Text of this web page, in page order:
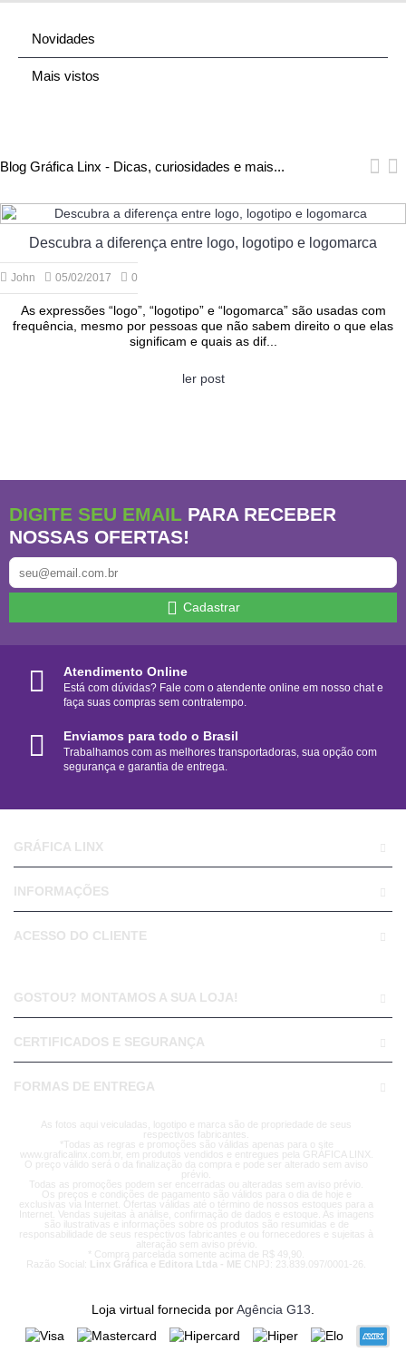
Novidades
Mais vistos
Blog Gráfica Linx - Dicas, curiosidades e mais...
Descubra a diferença entre logo, logotipo e logomarca
John 05/02/2017 0
As expressões “logo”, “logotipo” e “logomarca” são usadas com
frequência, mesmo por pessoas que não sabem direito o que elas
significam e quais as dif...
ler post
DIGITE SEU EMAIL PARA RECEBER
NOSSAS OFERTAS!
Cadastrar
Atendimento Online
Está com dúvidas? Fale com o atendente online em nosso chat e
faça suas compras sem contratempo.
Enviamos para todo o Brasil
Trabalhamos com as melhores transportadoras, sua opção com
segurança e garantia de entrega.
GRÁFICA LINX
INFORMAÇÕES
ACESSO DO CLIENTE
GOSTOU? MONTAMOS A SUA LOJA!
CERTIFICADOS E SEGURANÇA
FORMAS DE ENTREGA
As fotos aqui veiculadas, logotipo e marca são de propriedade de seus
respectivos fabricantes.
*Todas as regras e promoções são válidas apenas para o site
www.graficalinx.com.br, em produtos vendidos e entregues pela GRÁFICA LINX.
O preço válido será o da finalização da compra e pode ser alterado sem aviso
prévio.
Todas as promoções podem ser encerradas ou alteradas sem aviso prévio.
Os preços e condições de pagamento são válidos para o dia de hoje e
exclusivas via Internet. Ofertas válidas até o término de nossos estoques para a
Internet. Vendas sujeitas à análise, confirmação de dados e estoque. As imagens
são ilustrativas e informações sobre os produtos são resumidas e de
responsabilidade de seus respectivos fabricantes e ou fornecedores e sujeitas à
alteração sem aviso prévio.
* Compra parcelada somente acima de R$ 49,90.
Razão Social: Linx Gráfica e Editora Ltda - ME CNPJ: 23.839.097/0001-26.
Loja virtual fornecida porAgência G13.